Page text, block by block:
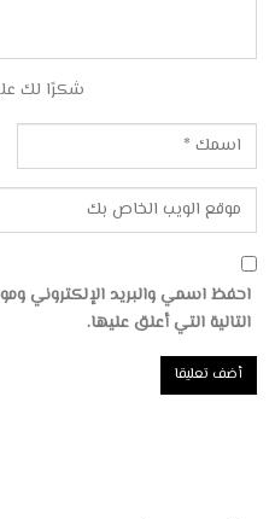
شكرًا لك
احفظ اسمي والبريد الإلكتروني
التالية التي أعلق عليها.